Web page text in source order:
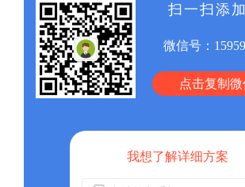
扫一扫添
微信号：
点击复制
我想了解详细方案